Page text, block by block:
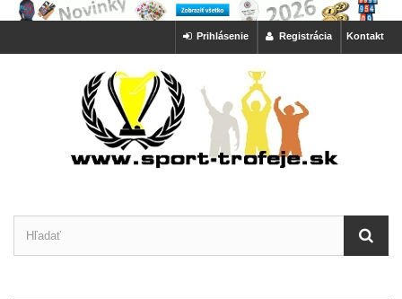
Kontakt
Registrácia
Prihlásenie